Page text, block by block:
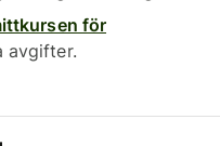
för
avgifter.